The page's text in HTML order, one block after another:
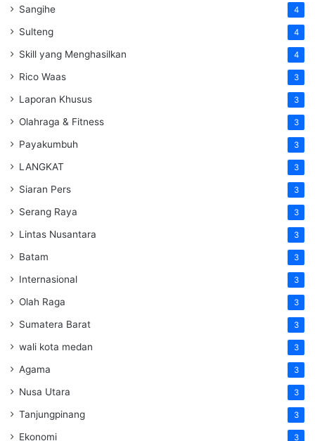
Sangihe 4
Sulteng 4
Skill yang Menghasilkan 4
Rico Waas 3
Laporan Khusus 3
Olahraga & Fitness 3
Payakumbuh 3
LANGKAT 3
Siaran Pers 3
Serang Raya 3
Lintas Nusantara 3
Batam 3
Internasional 3
Olah Raga 3
Sumatera Barat 3
wali kota medan 3
Agama 3
Nusa Utara 3
Tanjungpinang 3
Ekonomi 3